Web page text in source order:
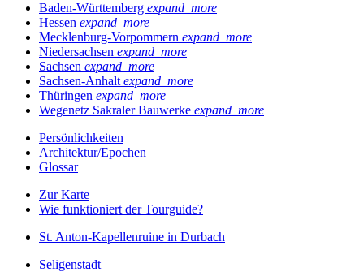
Baden-Württemberg expand_more
Hessen expand_more
Mecklenburg-Vorpommern expand_more
Niedersachsen expand_more
Sachsen expand_more
Sachsen-Anhalt expand_more
Thüringen expand_more
Wegenetz Sakraler Bauwerke expand_more
Persönlichkeiten
Architektur/Epochen
Glossar
Zur Karte
Wie funktioniert der Tourguide?
St. Anton-Kapellenruine in Durbach
Seligenstadt